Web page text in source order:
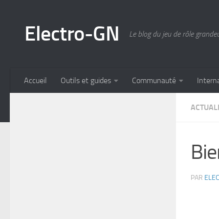
Electro-GN Le blog du jeu de rôle
Accueil Outils et guides Communauté
PAR